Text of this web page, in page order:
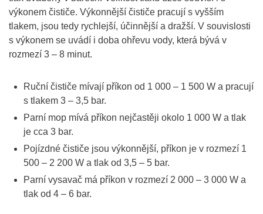
výkonem čističe. Výkonnější čističe pracují s vyšším
tlakem, jsou tedy rychlejší, účinnější a dražší. V souvislosti
s výkonem se uvádí i doba ohřevu vody, která bývá v
rozmezí 3 – 8 minut.
Ruční čističe mívají příkon od 1 000 – 1 500 W a pracují
s tlakem 3 – 3,5 bar.
Parní mop mívá příkon nejčastěji okolo 1 000 W a tlak
je cca 3 bar.
Pojízdné čističe jsou výkonnější, příkon je v rozmezí 1
500 – 2 200 W a tlak od 3,5 – 5 bar.
Parní vysavač má příkon v rozmezí 2 000 – 3 000 W a
tlak od 4 – 6 bar.